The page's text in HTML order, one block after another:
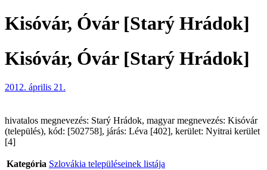
Kisóvár, Óvár [Starý Hrádok]
Kisóvár, Óvár [Starý Hrádok]
2012. április 21.
hivatalos megnevezés: Starý Hrádok, magyar megnevezés: Kisóvár
(település), kód: [502758], járás: Léva [402], kerület: Nyitrai kerület
[4]
Kategória Szlovákia településeinek listája